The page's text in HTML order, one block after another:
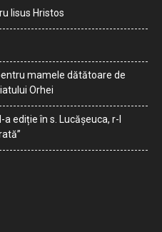
Iisus Hristos
mamele dătătoare de
Orhei
ediție în s. Lucășeuca, r-l